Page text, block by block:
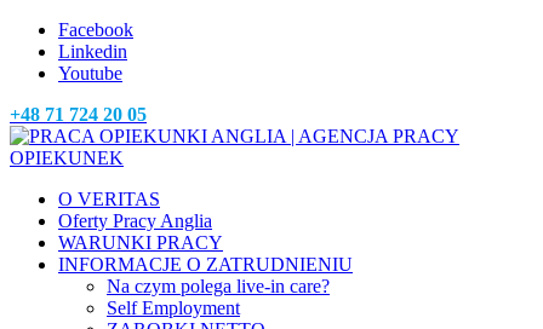
Facebook
Linkedin
Youtube
+48 71 724 20 05
O VERITAS
Oferty Pracy Anglia
WARUNKI PRACY
INFORMACJE O ZATRUDNIENIU
Na czym polega live-in care?
Self Employment